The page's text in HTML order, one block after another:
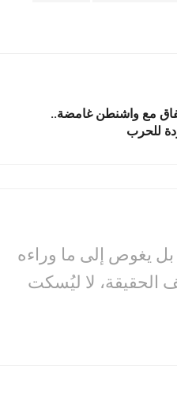
مع واشنطن غامضة..
للحرب
بل يغوص إلى ما وراءه
الحقيقة، لا ليُسكت